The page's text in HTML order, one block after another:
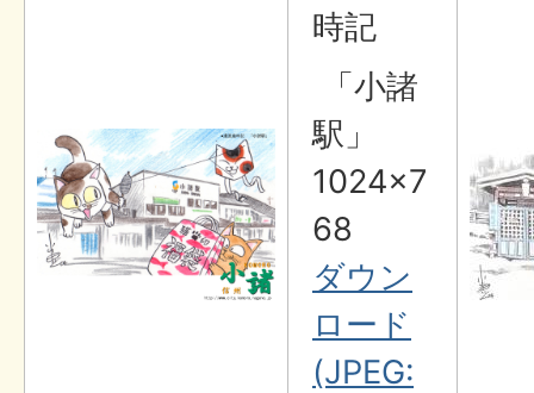
時記
「小諸
駅」
1024×7
68
ダウン
ロード
(JPEG: